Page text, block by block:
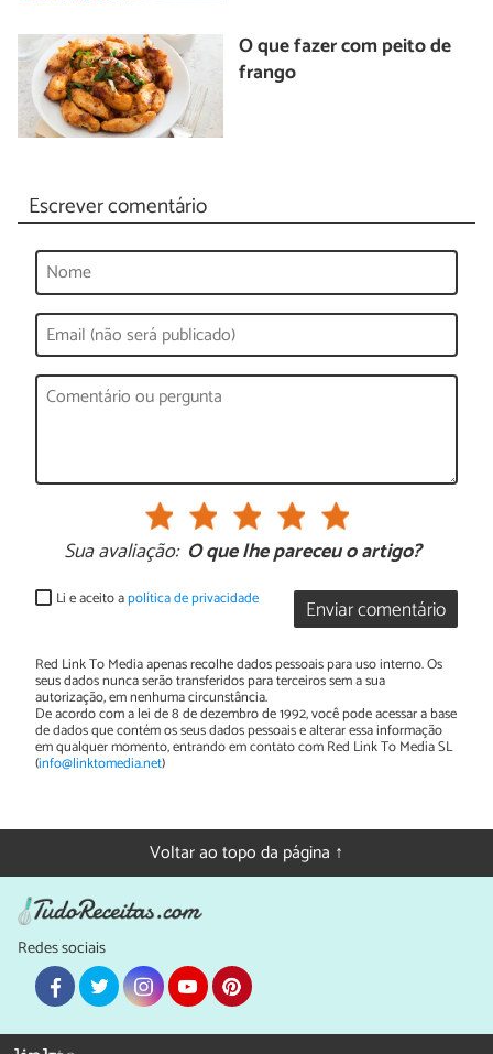
O que fazer com peito de
frango
Escrever comentário
Sua avaliação: O que lhe pareceu o artigo?
Enviar comentário
Li e aceito apolítica de privacidade
Red Link To Media apenas recolhe dados pessoais para uso interno. Os
seus dados nunca serão transferidos para terceiros sem a sua
autorização, em nenhuma circunstância.
De acordo com a lei de 8 de dezembro de 1992, você pode acessar a base
de dados que contém os seus dados pessoais e alterar essa informação
em qualquer momento, entrando em contato com Red Link To Media SL
(info@linktomedia.net)
Voltar ao topo da página ↑
Redes sociais